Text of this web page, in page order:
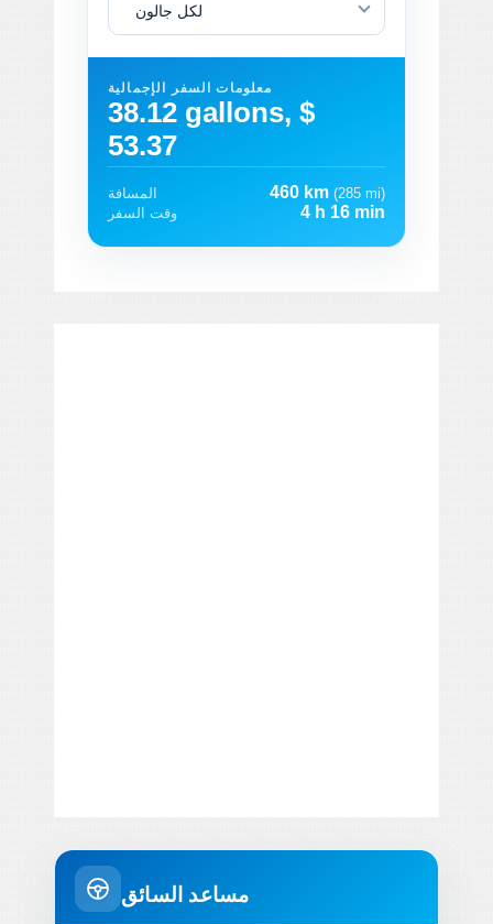
لكل جالون
معلومات السفر الإجمالية
38.12 gallons, $
53.37
المسافة 460 km (285 mi)
وقت السفر
4 h 16 min
مساعد السائق